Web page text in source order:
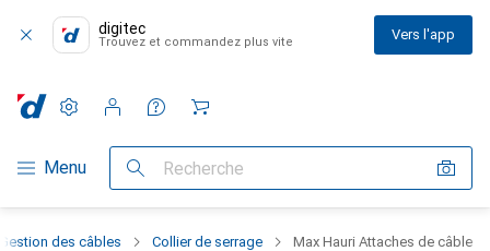
digitec
Trouvez et commandez plus vite Vers l'app
Navigation par catégorie
Menu Recherche
Paramètres
Compte client
Listes de comparaison
Listes d'envies
Panier
Gestion des câbles Collier de serrage Max Hauri Attaches de câble